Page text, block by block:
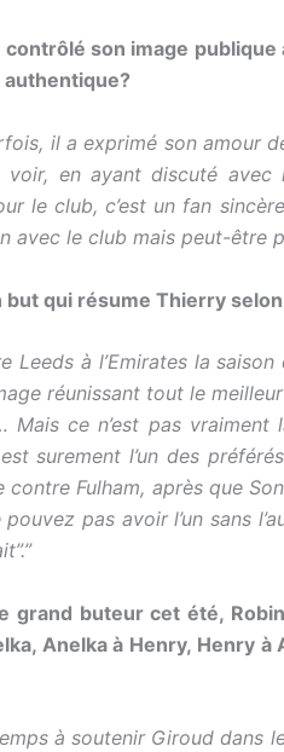
son image
il a exprimé son amour
en ayant discuté avec
le club, c’est un fan
avec le club mais peut-être
but qui résume Thierry
Leeds à l’Emirates la
réunissant tout le
ce n’est pas
surement l’un des
Fulham, après que
pas avoir l’un sans
grand buteur cet été,
Anelka à Henry, Henry
à soutenir Giroud